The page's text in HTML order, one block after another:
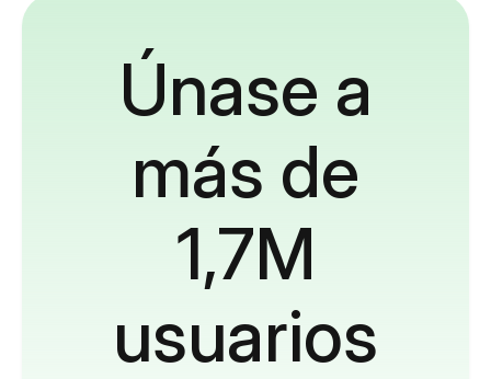
Únase a
más de
1,7M
usuarios